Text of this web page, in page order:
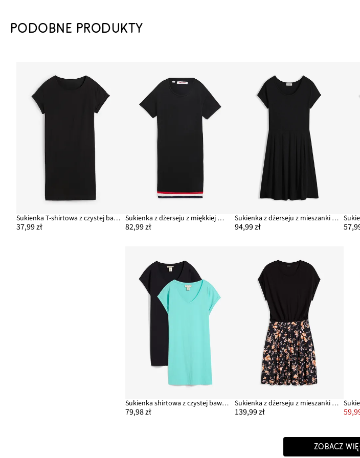
PODOBNE PRODUKTY
Sukienka T-shirtowa z czystej bawełny organicznej
37,99 zł
Sukienka z dżerseju z miękkiej mieszanki wiskozy
82,99 zł
Sukienka z dżerseju z mieszanki wiskozy
94,99 zł
Sukienka shirtowa z czystej bawełny organicznej (2-pak)
79,98 zł
Sukienka z dżerseju z mieszanki wiskozy
139,99 zł
ZOBACZ